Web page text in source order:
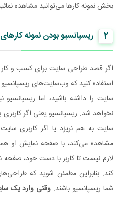
بخش نمونه کارها می‌توانید مشاهده
2 ریسپانسیو بودن نمونه
اگر قصد طراحی سایت برای کسب و کار
استفاده کنید که وب‌سایت‌های
سایت را داشته باشید، اما
نخواهد شد. ریسپانسیو یعنی اگر کاربری
سایت به هم نریزد یا اگر کاربری
مشاهده می‌کند، با صفحه نمایش او
لازم نیست تا کاربر با دست خود،
کند. بنابراین مطمئن شوید که
شما ریسپانسیو باشند. وقتی وارد یک